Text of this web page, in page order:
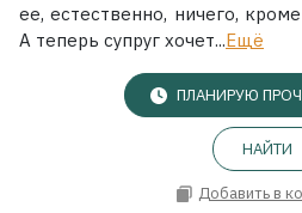
ее, естественно, ничего,
А теперь супруг хочет...Ещё
ПЛАНИРУЮ
НАЙТИ
Добавить в